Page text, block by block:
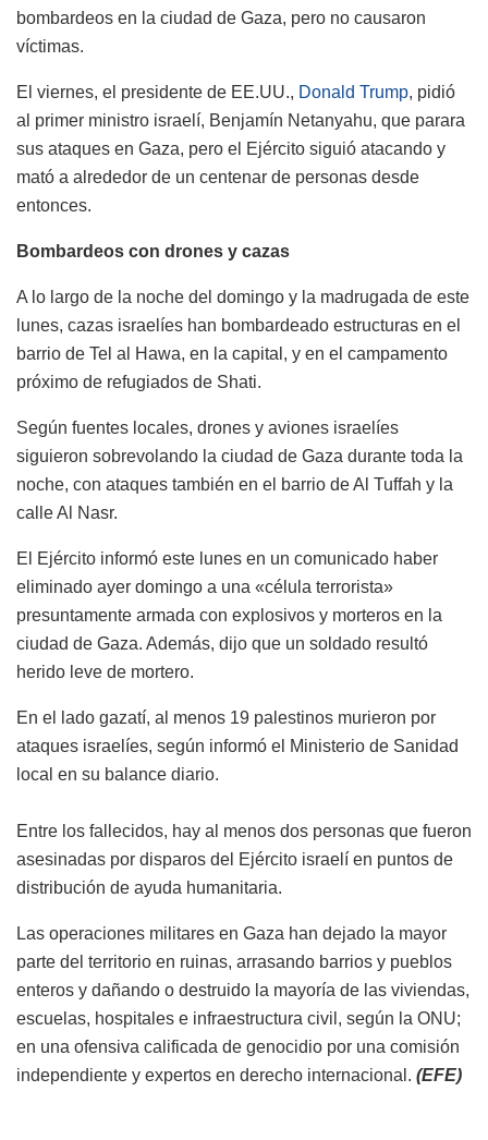
bombardeos en la ciudad de Gaza, pero no causaron
víctimas.
El viernes, el presidente de EE.UU., Donald Trump, pidió
al primer ministro israelí, Benjamín Netanyahu, que parara
sus ataques en Gaza, pero el Ejército siguió atacando y
mató a alrededor de un centenar de personas desde
entonces.
Bombardeos con drones y cazas
A lo largo de la noche del domingo y la madrugada de este
lunes, cazas israelíes han bombardeado estructuras en el
barrio de Tel al Hawa, en la capital, y en el campamento
próximo de refugiados de Shati.
Según fuentes locales, drones y aviones israelíes
siguieron sobrevolando la ciudad de Gaza durante toda la
noche, con ataques también en el barrio de Al Tuffah y la
calle Al Nasr.
El Ejército informó este lunes en un comunicado haber
eliminado ayer domingo a una «célula terrorista»
presuntamente armada con explosivos y morteros en la
ciudad de Gaza. Además, dijo que un soldado resultó
herido leve de mortero.
En el lado gazatí, al menos 19 palestinos murieron por
ataques israelíes, según informó el Ministerio de Sanidad
local en su balance diario.
Entre los fallecidos, hay al menos dos personas que fueron
asesinadas por disparos del Ejército israelí en puntos de
distribución de ayuda humanitaria.
Las operaciones militares en Gaza han dejado la mayor
parte del territorio en ruinas, arrasando barrios y pueblos
enteros y dañando o destruido la mayoría de las viviendas,
escuelas, hospitales e infraestructura civil, según la ONU;
en una ofensiva calificada de genocidio por una comisión
independiente y expertos en derecho internacional. (EFE)